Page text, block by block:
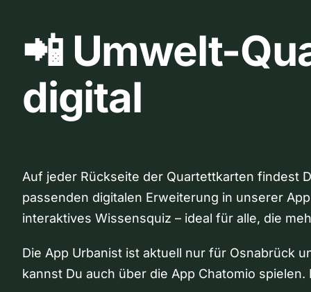
📲 Umwelt-
digital
Auf jeder Rückseite der Quartettkarten findest
passenden digitalen Erweiterung in unserer
interaktives Wissensquiz – ideal für alle, die
Die App Urbanist ist aktuell nur für Osnabrück
kannst Du auch über die App Chatomio